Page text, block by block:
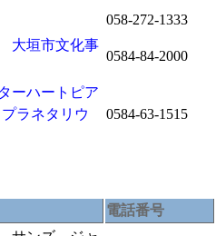
058-272-1333
大垣市文化事
0584-84-2000
ーハートピア
ラネタリウ
0584-63-1515
電話番号